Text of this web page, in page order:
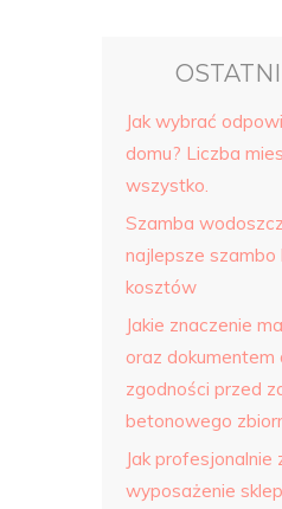
Jak wybrać
domu? Liczba
wszystko.
Szamba
najlepsze szambo
kosztów
Jakie znaczenie
oraz dokumentem
zgodności przed
betonowego
Jak
wyposażenie